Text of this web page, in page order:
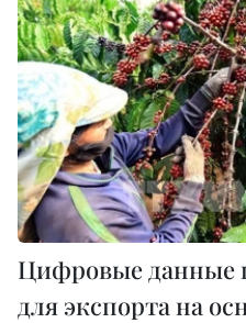
Цифровые данные
для экспорта на